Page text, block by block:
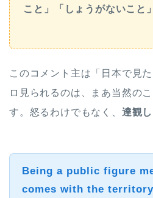
こと」「しょうがないこと」
このコメント主は「日本で見
ロ見られるのは、まあ当然の
す。怒るわけでもなく、 達観
Being a public figure
comes with the territory